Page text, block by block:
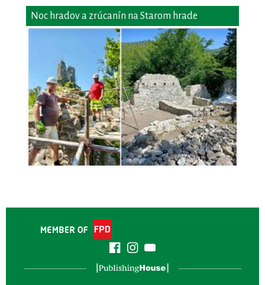
Noc hradov a zrúcanín na Starom hrade